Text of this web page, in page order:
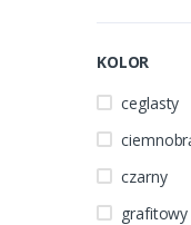
KOLOR
ceglasty
czarny
grafitowy